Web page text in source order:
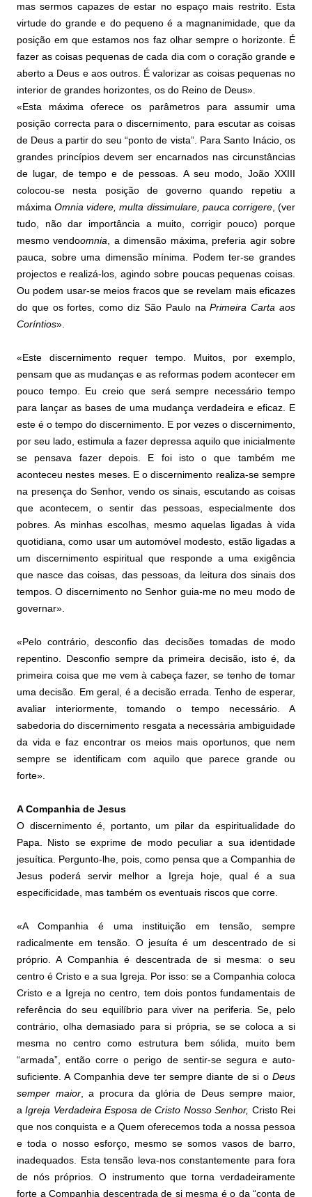
mas sermos capazes de estar no espaço mais restrito. Esta
virtude do grande e do pequeno é a magnanimidade, que da
posição em que estamos nos faz olhar sempre o horizonte. É
fazer as coisas pequenas de cada dia com o coração grande e
aberto a Deus e aos outros. É valorizar as coisas pequenas no
interior de grandes horizontes, os do Reino de Deus».
«Esta máxima oferece os parâmetros para assumir uma
posição correcta para o discernimento, para escutar as coisas
de Deus a partir do seu “ponto de vista”. Para Santo Inácio, os
grandes princípios devem ser encarnados nas circunstâncias
de lugar, de tempo e de pessoas. A seu modo, João XXIII
colocou-se nesta posição de governo quando repetiu a
máximaOmnia videre, multa dissimulare, pauca corrigere, (ver
tudo, não dar importância a muito, corrigir pouco) porque
mesmo vendoomnia , a dimensão máxima, preferia agir sobre
pauca, sobre uma dimensão mínima. Podem ter-se grandes
projectos e realizá-los, agindo sobre poucas pequenas coisas.
Ou podem usar-se meios fracos que se revelam mais eficazes
do que os fortes, como diz São Paulo naPrimeira Carta aos
Coríntios».
«Este discernimento requer tempo. Muitos, por exemplo,
pensam que as mudanças e as reformas podem acontecer em
pouco tempo. Eu creio que será sempre necessário tempo
para lançar as bases de uma mudança verdadeira e eficaz. E
este é o tempo do discernimento. E por vezes o discernimento,
por seu lado, estimula a fazer depressa aquilo que inicialmente
se pensava fazer depois. E foi isto o que também me
aconteceu nestes meses. E o discernimento realiza-se sempre
na presença do Senhor, vendo os sinais, escutando as coisas
que acontecem, o sentir das pessoas, especialmente dos
pobres. As minhas escolhas, mesmo aquelas ligadas à vida
quotidiana, como usar um automóvel modesto, estão ligadas a
um discernimento espiritual que responde a uma exigência
que nasce das coisas, das pessoas, da leitura dos sinais dos
tempos. O discernimento no Senhor guia-me no meu modo de
governar».
«Pelo contrário, desconfio das decisões tomadas de modo
repentino. Desconfio sempre da primeira decisão, isto é, da
primeira coisa que me vem à cabeça fazer, se tenho de tomar
uma decisão. Em geral, é a decisão errada. Tenho de esperar,
avaliar interiormente, tomando o tempo necessário. A
sabedoria do discernimento resgata a necessária ambiguidade
da vida e faz encontrar os meios mais oportunos, que nem
sempre se identificam com aquilo que parece grande ou
forte».
A Companhia de Jesus
O discernimento é, portanto, um pilar da espiritualidade do
Papa. Nisto se exprime de modo peculiar a sua identidade
jesuítica. Pergunto-lhe, pois, como pensa que a Companhia de
Jesus poderá servir melhor a Igreja hoje, qual é a sua
especificidade, mas também os eventuais riscos que corre.
«A Companhia é uma instituição em tensão, sempre
radicalmente em tensão. O jesuíta é um descentrado de si
próprio. A Companhia é descentrada de si mesma: o seu
centro é Cristo e a sua Igreja. Por isso: se a Companhia coloca
Cristo e a Igreja no centro, tem dois pontos fundamentais de
referência do seu equilíbrio para viver na periferia. Se, pelo
contrário, olha demasiado para si própria, se se coloca a si
mesma no centro como estrutura bem sólida, muito bem
“armada”, então corre o perigo de sentir-se segura e auto-
suficiente. A Companhia deve ter sempre diante de si o Deus
semper maior, a procura da glória de Deus sempre maior,
aIgreja Verdadeira Esposa de Cristo Nosso Senhor, Cristo Rei
que nos conquista e a Quem oferecemos toda a nossa pessoa
e toda o nosso esforço, mesmo se somos vasos de barro,
inadequados. Esta tensão leva-nos constantemente para fora
de nós próprios. O instrumento que torna verdadeiramente
forte a Companhia descentrada de si mesma é o da “conta de